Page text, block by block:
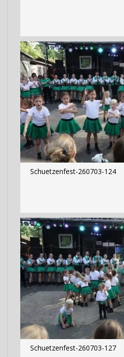
Schuetzenfest-260703-124
Schuetzenfest-260703-127